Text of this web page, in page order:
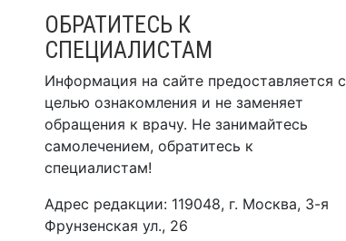
ОБРАТИТЕСЬ К
СПЕЦИАЛИСТАМ
Информация на сайте предоставляется с
целью ознакомления и не заменяет
обращения к врачу. Не занимайтесь
самолечением, обратитесь к
специалистам!
Адрес редакции: 119048, г. Москва, 3-я
Фрунзенская ул., 26